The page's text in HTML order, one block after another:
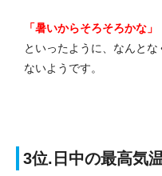
「暑いからそろそろかな
といったように、なんと
ないようです。
3位.日中の最高気